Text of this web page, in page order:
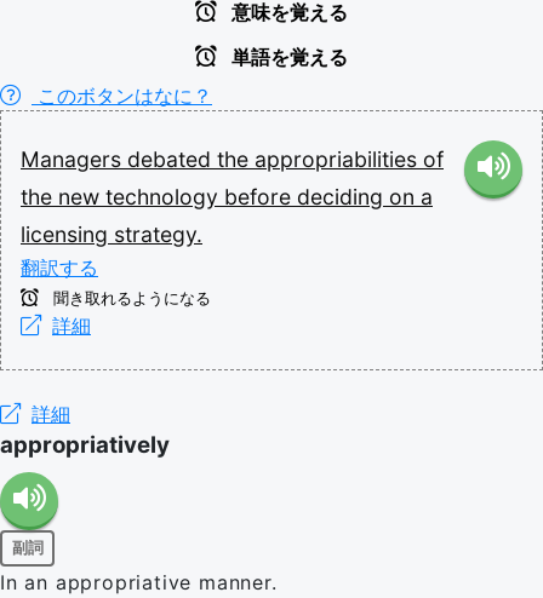
意味を覚える
単語を覚える
このボタンはなに？
Managers debated the appropriabilities of
the new technology before deciding on a
licensing strategy.
翻訳する
聞き取れるようになる
詳細
詳細
appropriatively
副詞
In an appropriative manner.